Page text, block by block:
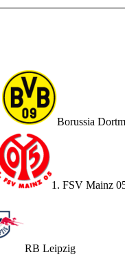
Borussia
1. FSV Mainz
RB Leipzig